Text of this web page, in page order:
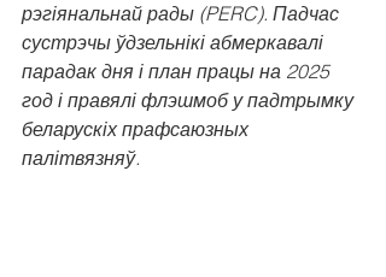
рэгіянальнай рады (PERC). Падчас
сустрэчы ўдзельнікі абмеркавалі
парадак дня і план працы на 2025
год і правялі флэшмоб у падтрымку
беларускіх прафсаюзных
палітвязняў.